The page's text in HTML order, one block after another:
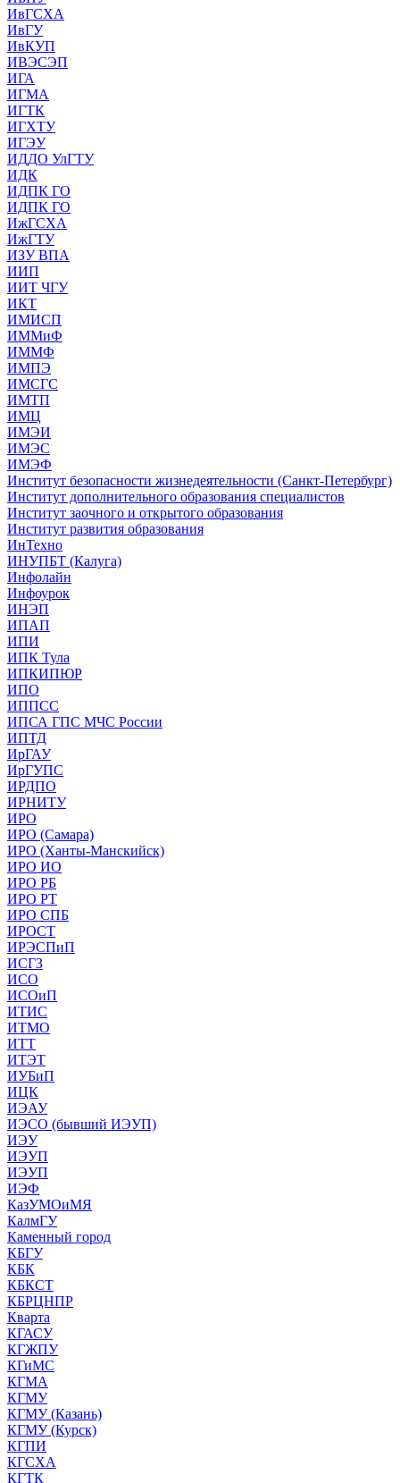
ИвГСХА
ИвГУ
ИвКУП
ИВЭСЭП
ИГА
ИГМА
ИГТК
ИГХТУ
ИГЭУ
ИДДО УлГТУ
ИДК
ИДПК ГО
ИДПК ГО
ИжГСХА
ИжГТУ
ИЗУ ВПА
ИИП
ИИТ ЧГУ
ИКТ
ИМИСП
ИММиФ
ИММФ
ИМПЭ
ИМСГС
ИМТП
ИМЦ
ИМЭИ
ИМЭС
ИМЭФ
Институт безопасности жизнедеятельности (Санкт-Петербург)
Институт дополнительного образования специалистов
Институт заочного и открытого образования
Институт развития образования
ИнТехно
ИНУПБТ (Калуга)
Инфолайн
Инфоурок
ИНЭП
ИПАП
ИПИ
ИПК Тула
ИПКИПЮР
ИПО
ИППСС
ИПСА ГПС МЧС России
ИПТД
ИрГАУ
ИрГУПС
ИРДПО
ИРНИТУ
ИРО
ИРО (Самара)
ИРО (Ханты-Манскийск)
ИРО ИО
ИРО РБ
ИРО РТ
ИРО СПБ
ИРОСТ
ИРЭСПиП
ИСГЗ
ИСО
ИСОиП
ИТИС
ИТМО
ИТТ
ИТЭТ
ИУБиП
ИЦК
ИЭАУ
ИЭСО (бывший ИЭУП)
ИЭУ
ИЭУП
ИЭУП
ИЭФ
КазУМОиМЯ
КалмГУ
Каменный город
КБГУ
КБК
КБКСТ
КБРЦНПР
Кварта
КГАСУ
КГЖПУ
КГиМС
КГМА
КГМУ
КГМУ (Казань)
КГМУ (Курск)
КГПИ
КГСХА
КГТК